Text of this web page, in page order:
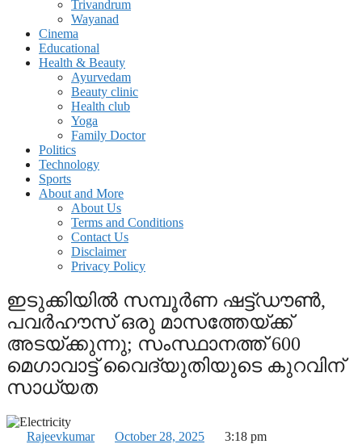
Trivandrum
Wayanad
Cinema
Educational
Health & Beauty
Ayurvedam
Beauty clinic
Health club
Yoga
Family Doctor
Politics
Technology
Sports
About and More
About Us
Terms and Conditions
Contact Us
Disclaimer
Privacy Policy
ഇടുക്കിയില്‍ സമ്പൂര്‍ണ ഷട്ട്ഡൗണ്‍,
പവര്‍ഹൗസ് ഒരു മാസത്തേയ്ക്ക്
അടയ്ക്കുന്നു; സംസ്ഥാനത്ത് 600
മെഗാവാട്ട് വൈദ്യുതിയുടെ കുറവിന്
സാധ്യത
Rajeevkumar October 28, 2025
3:18 pm